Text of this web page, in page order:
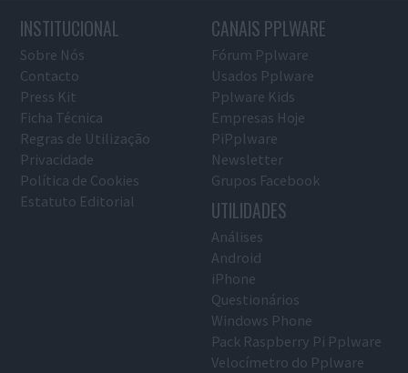
INSTITUCIONAL
Sobre Nós
Contacto
Press Kit
Ficha Técnica
Regras de Utilização
Privacidade
Política de Cookies
Estatuto Editorial
CANAIS PPLWARE
Fórum Pplware
Usados Pplware
Pplware Kids
Empresas Hoje
PiPplware
Newsletter
Grupos Facebook
UTILIDADES
Análises
Android
iPhone
Questionários
Windows Phone
Pack Raspberry Pi Pplware
Velocímetro do Pplware